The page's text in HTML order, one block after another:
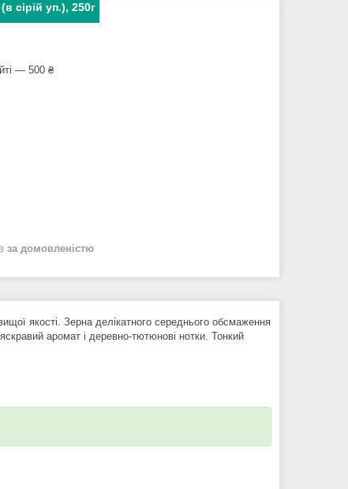
сірій уп.), 250г
— 500 ₴
за домовленістю
якості. Зерна делікатного середнього обсмаження
аромат і деревно-тютюнові нотки. Тонкий